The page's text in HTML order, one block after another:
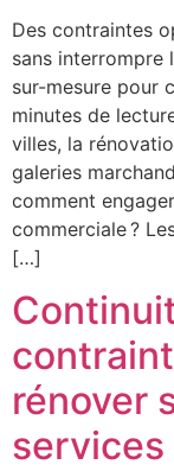
Des contraintes
sans interrompre
sur-mesure pour
minutes de
villes, la
galeries
comment
commerciale ?
[…]
rénover